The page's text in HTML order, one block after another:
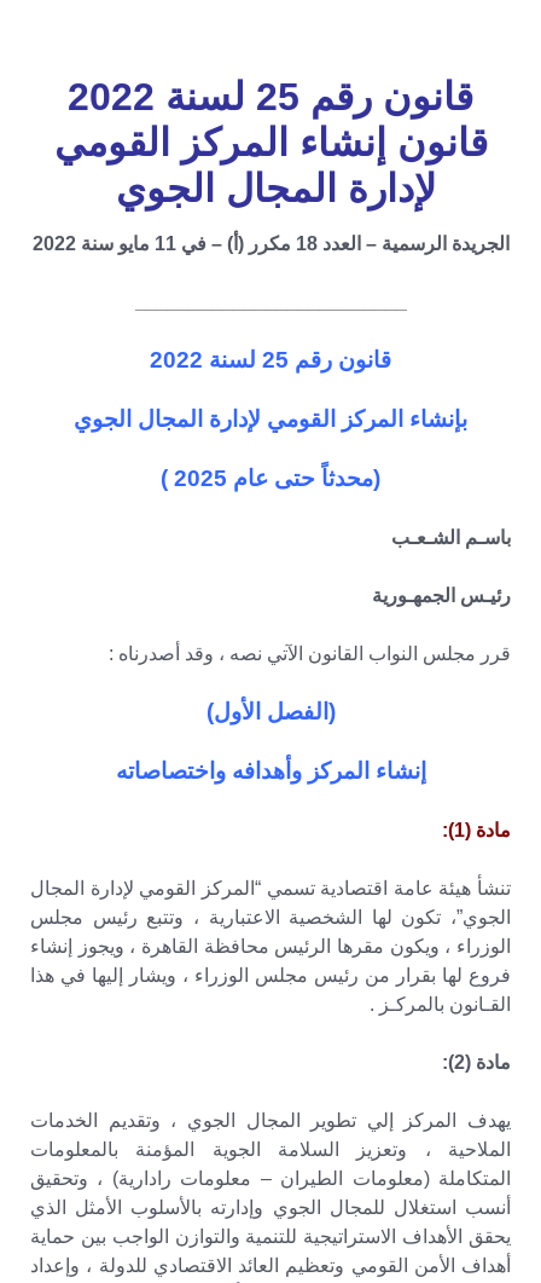
قانون رقم 25 لسنة 2022
قانون إنشاء المركز القومي
لإدارة المجال الجوي
الجريدة الرسمية – العدد 18 مكرر (أ) – في 11 مايو سنة 2022
قانون رقم 25 لسنة 2022
بإنشاء المركز القومي لإدارة المجال الجوي
(محدثاً حتى عام )
باسـم الشـعـب
رئيـس الجمهـورية
قرر مجلس النواب القانون الآتي نصه ، وقد أصدرناه :
(الفصل الأول)
إنشاء المركز وأهدافه واختصاصاته
مادة (1):
تنشأ هيئة عامة اقتصادية تسمي “المركز القومي لإدارة المجال
الجوي”، تكون لها الشخصية الاعتبارية ، وتتبع رئيس مجلس
الوزراء ، ويكون مقرها الرئيس محافظة القاهرة ، ويجوز إنشاء
فروع لها بقرار من رئيس مجلس الوزراء ، ويشار إليها في هذا
القـانون بالمركـز .
مادة (2):
يهدف المركز إلي تطوير المجال الجوي ، وتقديم الخدمات
الملاحية ، وتعزيز السلامة الجوية المؤمنة بالمعلومات
المتكاملة (معلومات الطيران – معلومات رادارية) ، وتحقيق
أنسب استغلال للمجال الجوي وإدارته بالأسلوب الأمثل الذي
يحقق الأهداف الاستراتيجية للتنمية والتوازن الواجب بين حماية
أهداف الأمن القومي وتعظيم العائد الاقتصادي للدولة ، وإعداد